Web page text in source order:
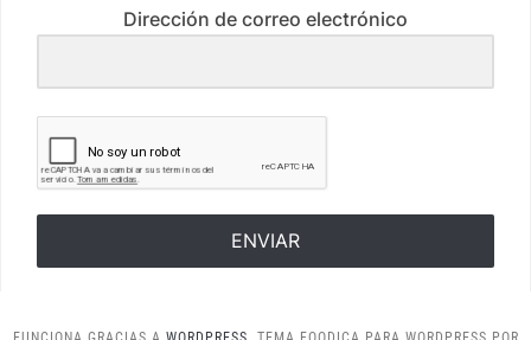
Dirección de correo electrónico
ENVIAR